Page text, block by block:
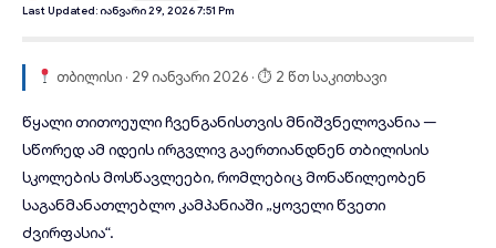
Last Updated: Იანვარი 29, 2026 7:51 Pm
თბილისი · 29 იანვარი 2026 · ⏱ 2 წთ საკითხავი
წყალი თითოეული ჩვენგანისთვის მნიშვნელოვანია —
სწორედ ამ იდეის ირგვლივ გაერთიანდნენ თბილისის
სკოლების მოსწავლეები, რომლებიცმონაწილეობენ
საგანმანათლებლო კამპანიაში „ყოველი წვეთი
ძვირფასია“.